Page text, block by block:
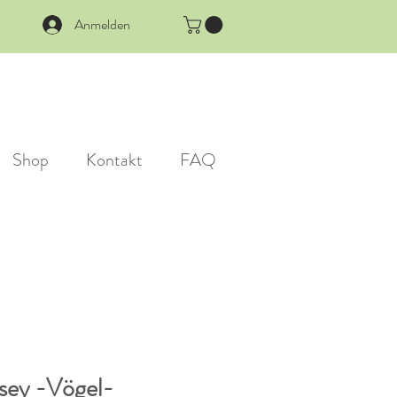
Anmelden
Shop Kontakt FAQ
-Vögel-